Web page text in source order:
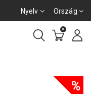
Nyelv Ország
0
%